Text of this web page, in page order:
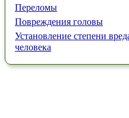
Переломы
Повреждения головы
Установление степени
человека